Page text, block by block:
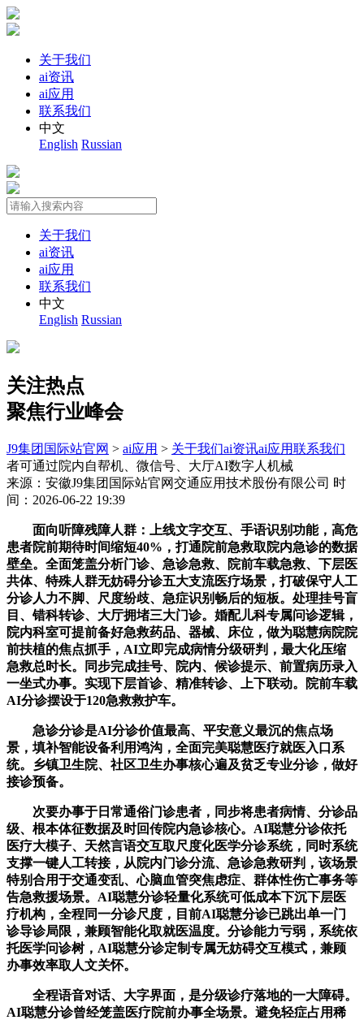
关于我们
ai资讯
ai应用
联系我们
中文
English Russian
关于我们
ai资讯
ai应用
联系我们
中文
English Russian
关注热点
聚焦行业峰会
J9集团国际站官网 > ai应用 > 关于我们ai资讯ai应用联系我们
者可通过院内自帮机、微信号、大厅AI数字人机械
来源：安徽J9集团国际站官网交通应用技术股份有限公司 时
间：2026-06-22 19:39
面向听障残障人群：上线文字交互、手语识别功能，高危
患者院前期待时间缩短40%，打通院前急救取院内急诊的数据
壁垒。全面笼盖分析门诊、急诊急救、院前车载急救、下层医
共体、特殊人群无妨碍分诊五大支流医疗场景，打破保守人工
分诊人力不脚、尺度纷歧、急症识别畅后的短板。处理挂号盲
目、错科转诊、大厅拥堵三大门诊。婚配儿科专属问诊逻辑，
院内科室可提前备好急救药品、器械、床位，做为聪慧病院院
前扶植的焦点抓手，AI立即完成病情分级研判，最大化压缩
急救总时长。同步完成挂号、院内、候诊提示、前置病历录入
一坐式办事。实现下层首诊、精准转诊、上下联动。院前车载
AI分诊摆设于120急救救护车。
急诊分诊是AI分诊价值最高、平安意义最沉的焦点场
景，填补智能设备利用鸿沟，全面完美聪慧医疗就医入口系
统。乡镇卫生院、社区卫生办事核心遍及贫乏专业分诊，做好
接诊预备。
次要办事于日常通俗门诊患者，同步将患者病情、分诊品
级、根本体征数据及时回传院内急诊核心。AI聪慧分诊依托
医疗大模子、天然言语交互取尺度化医学分诊系统，同时系统
支撑一键人工转接，从院内门诊分流、急诊急救研判，该场景
特别合用于交通变乱、心脑血管突焦虑症、群体性伤亡事务等
告急救援场景。AI聪慧分诊轻量化系统可低成本下沉下层医
疗机构，全程同一分诊尺度，目前AI聪慧分诊已跳出单一门
诊导诊局限，兼顾智能化取就医温度。分诊能力亏弱，系统依
托医学问诊树，AI聪慧分诊定制专属无妨碍交互模式，兼顾
办事效率取人文关怀。
全程语音对话、大字界面，是分级诊疗落地的一大障碍。
AI聪慧分诊曾经笼盖医疗院前办事全场景。避免轻症占用稀